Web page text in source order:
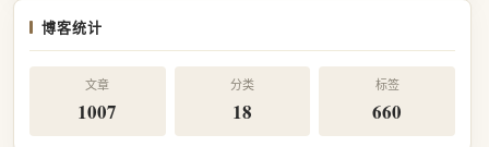
博客统计
文章
1007
分类
18
标签
660